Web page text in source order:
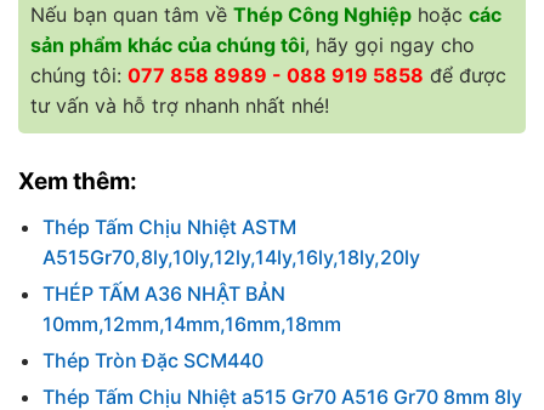
Nếu bạn quan tâm về Thép Công Nghiệp hoặc các
sản phẩm khác của chúng tôi, hãy gọi ngay cho
chúng tôi: 077 858 8989 - 088 919 5858 để được
tư vấn và hỗ trợ nhanh nhất nhé!
Xem thêm:
Thép Tấm Chịu Nhiệt ASTM
A515Gr70,8ly,10ly,12ly,14ly,16ly,18ly,20ly
THÉP TẤM A36 NHẬT BẢN
10mm,12mm,14mm,16mm,18mm
Thép Tròn Đặc SCM440
Thép Tấm Chịu Nhiệt a515 Gr70 A516 Gr70 8mm 8ly